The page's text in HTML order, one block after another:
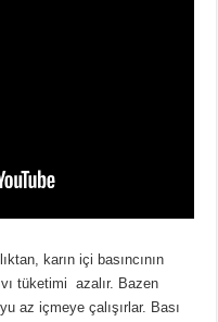
karın içi basıncının
tüketimi azalır. Bazen
az içmeye çalışırlar. Bası